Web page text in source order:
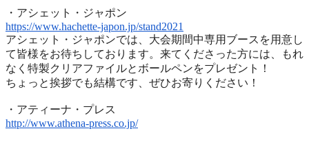
・アシェット・ジャポン
https://www.hachette-japon.jp/stand2021
アシェット・ジャポンでは、 大会期間中専用ブースを用意し
て皆様をお待ちしております。 来てくださった方には、
もれ
なく特製クリアファイルとボールペンをプレゼント！
ちょっと挨拶でも結構です、ぜひお寄りください！
・アティーナ・プレス
http://www.athena-press.co.jp/